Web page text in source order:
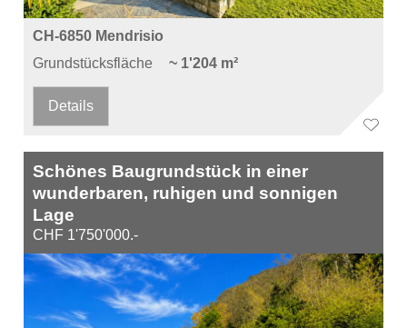
CH-6850 Mendrisio
Grundstücksfläche
~ 1'204 m²
Details
Schönes Baugrundstück in einer
wunderbaren, ruhigen und sonnigen
Lage
CHF 1'750'000.-